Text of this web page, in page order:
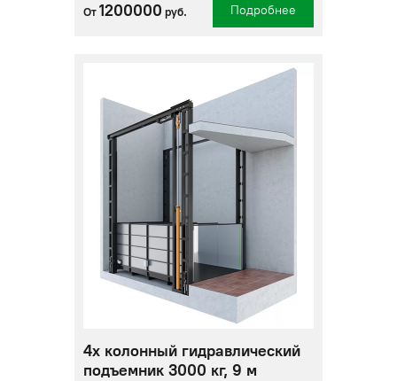
От 1200000 руб. Подробнее
4х колонный гидравлический
подъемник 3000 кг, 9 м